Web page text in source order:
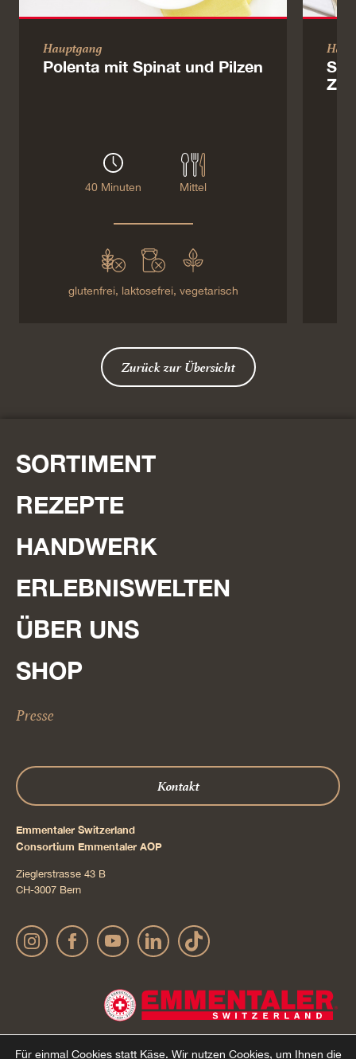
Hauptgang
Polenta mit Spinat und Pilzen
40 Minuten Mittel
glutenfrei, laktosefrei, vegetarisch
Zurück zur Übersicht
SORTIMENT
REZEPTE
HANDWERK
ERLEBNISWELTEN
ÜBER UNS
SHOP
Presse
Kontakt
Emmentaler Switzerland
Consortium Emmentaler AOP
Zieglerstrasse 43 B
CH-3007 Bern
Für einmal Cookies statt Käse. Wir nutzen Cookies, um Ihnen die